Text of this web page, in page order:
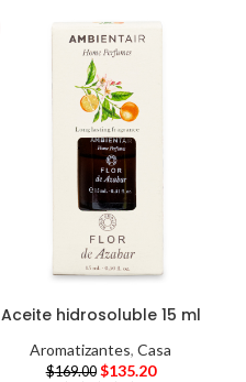
Aceite hidrosoluble 15 ml
Aromatizantes,Casa
$169.00 $135.20